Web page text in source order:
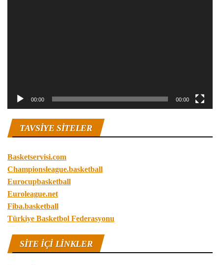
00:00 00:00
TAVSIYE SITELER
Basketservisi.com
Championsleague.basketball
Eurocupbasketball
Euroleague.net
Fiba.basketball
Türkiye Basketbol Federasyonu
SITE IÇI LINKLER